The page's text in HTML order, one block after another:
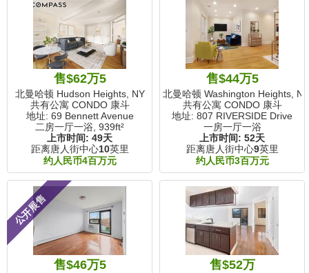
售$62万5
北曼哈顿 Hudson Heights, NY
共有公寓 CONDO 康斗
地址: 69 Bennett Avenue
二房一厅一浴, 939ft²
上市时间: 49天
距离唐人街中心10英里
约人民币4百万元
售$44万5
北曼哈顿 Washington Heights, NY
共有公寓 CONDO 康斗
地址: 807 RIVERSIDE Drive
一房一厅一浴
上市时间: 52天
距离唐人街中心9英里
约人民币3百万元
公开展售
售$46万5 售$52万